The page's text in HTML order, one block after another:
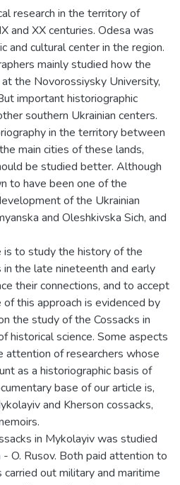
research in the territory of
and XX centuries. Odesa was
and cultural center in the region.
mainly studied how the
the Novorossiysky University,
important historiographic
southern Ukrainian centers.
in the territory between
main cities of these lands,
be studied better. Although
to have been one of the
of the Ukrainian
and Oleshkivska Sich, and
is to study the history of the
the late nineteenth and early
their connections, and to accept
this approach is evidenced by
the study of the Cossacks in
historical science. Some aspects
attention of researchers whose
as a historiographic basis of
base of our article is,
and Kherson cossacks,
in Mykolayiv was studied
- O. Rusov. Both paid attention to
out military and maritime